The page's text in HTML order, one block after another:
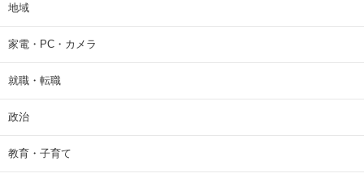
地域
家電・PC・カメラ
就職・転職
政治
教育・子育て